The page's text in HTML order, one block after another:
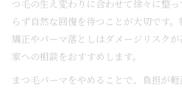
つ毛の生え変わりに合わせて徐々に整
らず自然な回復を待つことが大切です
矯正やパーマ落としはダメージリスク
家への相談をおすすめします。
まつ毛パーマをやめることで、負担が